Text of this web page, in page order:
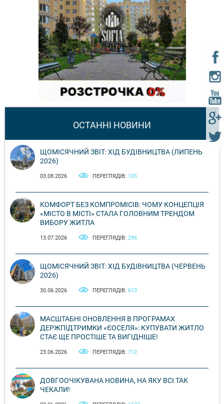
ОСТАННІ НОВИНИ
ЩОМІСЯЧНИЙ ЗВІТ: ХІД БУДІВНИЦТВА (ЛИПЕНЬ
2026)
03.08.2026 ПЕРЕГЛЯДІВ: 105
КОМФОРТ БЕЗ КОМПРОМІСІВ: ЧОМУ КОНЦЕПЦІЯ
«МІСТО В МІСТІ» СТАЛА ГОЛОВНИМ ТРЕНДОМ
ВИБОРУ ЖИТЛА
13.07.2026 ПЕРЕГЛЯДІВ: 296
ЩОМІСЯЧНИЙ ЗВІТ: ХІД БУДІВНИЦТВА (ЧЕРВЕНЬ
2026)
30.06.2026 ПЕРЕГЛЯДІВ: 613
МАСШТАБНІ ОНОВЛЕННЯ В ПРОГРАМАХ
ДЕРЖПІДТРИМКИ «ЄОСЕЛЯ»: КУПУВАТИ ЖИТЛО
СТАЄ ЩЕ ПРОСТІШЕ ТА ВИГІДНІШЕ!
23.06.2026 ПЕРЕГЛЯДІВ: 712
ДОВГООЧІКУВАНА НОВИНА, НА ЯКУ ВСІ ТАК
ЧЕКАЛИ!